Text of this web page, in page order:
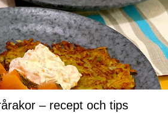
– recept och tips